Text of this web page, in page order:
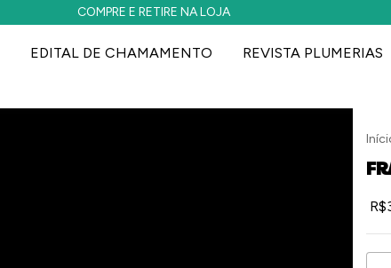
COMPRE E RETIRE NA LOJA
EDITAL DE CHAMAMENTO REVISTA PLUMERIAS